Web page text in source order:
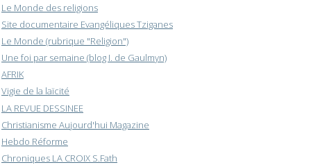
Le Monde des religions
Site documentaire Evangéliques Tziganes
Le Monde (rubrique "Religion")
Une foi par semaine (blog I. de Gaulmyn)
AFRIK
Vigie de la laïcité
LA REVUE DESSINEE
Christianisme Aujourd'hui Magazine
Hebdo Réforme
Chroniques LA CROIX S.Fath